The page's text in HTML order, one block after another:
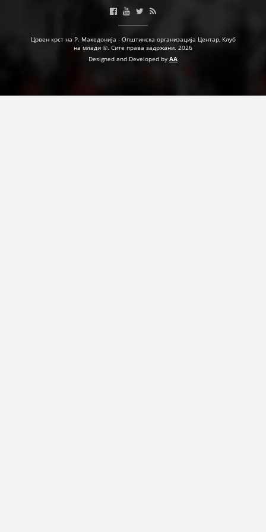
Црвен крст на Р. Македонија - Општинска организација Центар, Клуб
на млади ©. Сите права задржани. 2026
Designed and Developed by AA